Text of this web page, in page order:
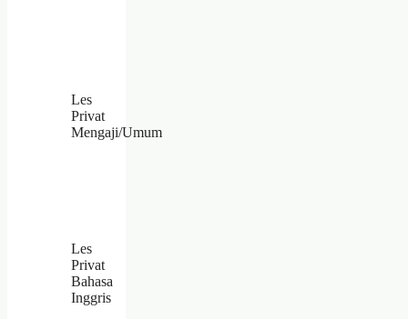
Les
Privat
Mengaji/Umum
Les
Privat
Bahasa
Inggris